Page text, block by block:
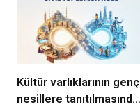
DOKUNUYORUZ”
Kültür varlıklarının genç
nesillere tanıtılmasında